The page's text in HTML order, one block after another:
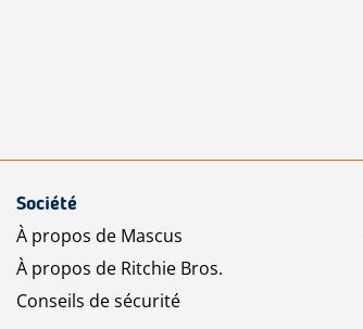
Société
À propos de Mascus
À propos de Ritchie Bros.
Conseils de sécurité